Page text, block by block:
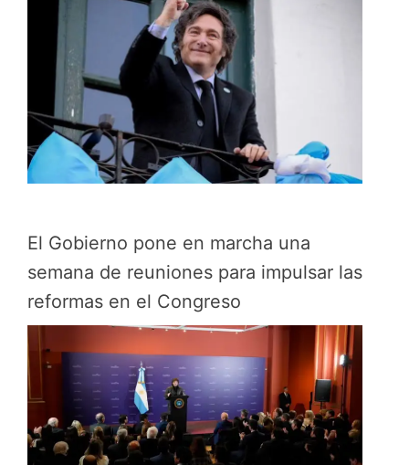
El Gobierno pone en marcha una
semana de reuniones para impulsar las
reformas en el Congreso